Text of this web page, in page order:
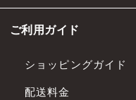
ご利用ガイド
ショッピングガイド
配送料金